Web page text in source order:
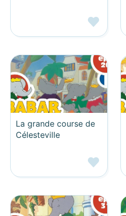
La grande course de
Célesteville